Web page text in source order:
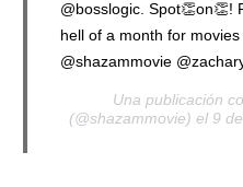
@bosslogic. Spot👏on👏!
hell of a month for
@shazammovie
Una publicación
(@shazammovie) el 9